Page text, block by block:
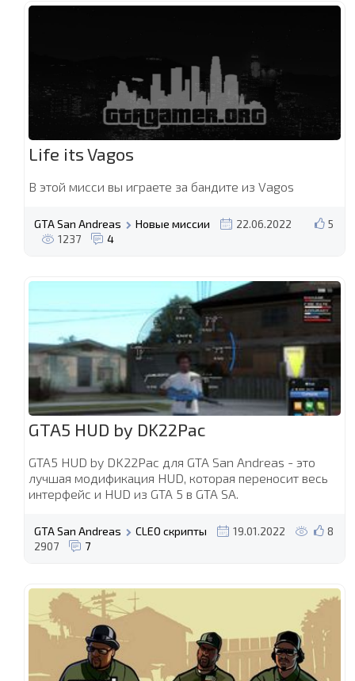
Life its Vagos
В этой мисси вы играете за бандите из Vagos
5
GTA San Andreas Новые миссии
22.06.2022
1237
4
GTA5 HUD by DK22Pac
GTA5 HUD by DK22Pac для GTA San Andreas - это
лучшая модификация HUD, которая переносит весь
интерфейс и HUD из GTA 5 в GTA SA.
8
GTA San Andreas CLEO скрипты
19.01.2022
2907
7